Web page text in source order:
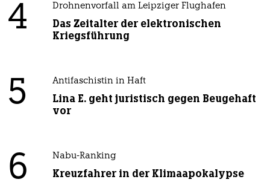
4 Drohnenvorfall am Leipziger Flughafen
Das Zeitalter der elektronischen
Kriegsführung
5 Antifaschistin in Haft
Lina E. geht juristisch gegen Beugehaft
vor
6 Nabu-Ranking
Kreuzfahrer in der Klimaapokalypse